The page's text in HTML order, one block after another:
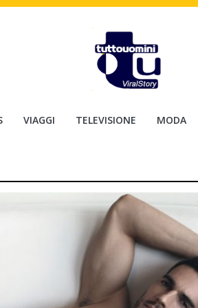
VIAGGI TELEVISIONE MODA